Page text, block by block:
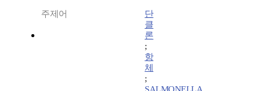
주제어
단
클
론
;
항
체
;